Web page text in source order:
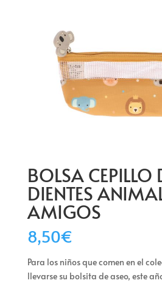
BOLSA CEPILLO
DIENTES
AMIGOS
8,50€
Para los niños que comen en el
llevarse su bolsita de aseo, este